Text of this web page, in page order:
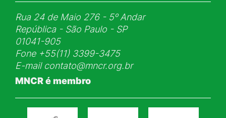
Rua 24 de Maio 276 - 5ᵒ Andar
República - São Paulo - SP
01041-905
Fone+55(11) 3399-3475
E-mail contato@mncr.org.br
MNCR é membro